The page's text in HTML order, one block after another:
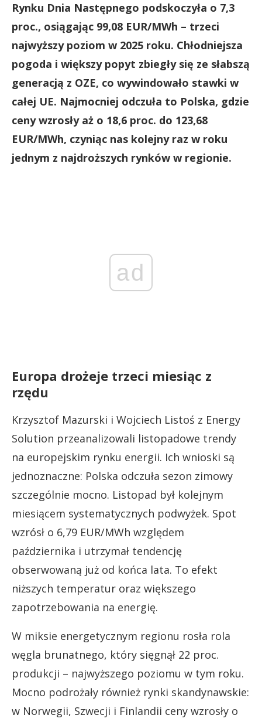
Rynku Dnia Następnego podskoczyła o 7,3
proc., osiągając 99,08 EUR/MWh – trzeci
najwyższy poziom w 2025 roku. Chłodniejsza
pogoda i większy popyt zbiegły się ze słabszą
generacją z OZE, co wywindowało stawki w
całej UE. Najmocniej odczuła to Polska, gdzie
ceny wzrosły aż o 18,6 proc. do 123,68
EUR/MWh, czyniąc nas kolejny raz w roku
jednym z najdroższych rynków w regionie.
ad
Europa drożeje trzeci miesiąc z
rzędu
Krzysztof Mazurski i Wojciech Listoś z Energy
Solution przeanalizowali listopadowe trendy
na europejskim rynku energii. Ich wnioski są
jednoznaczne: Polska odczuła sezon zimowy
szczególnie mocno. Listopad był kolejnym
miesiącem systematycznych podwyżek. Spot
wzrósł o 6,79 EUR/MWh względem
października i utrzymał tendencję
obserwowaną już od końca lata. To efekt
niższych temperatur oraz większego
zapotrzebowania na energię.
W miksie energetycznym regionu rosła rola
węgla brunatnego, który sięgnął 22 proc.
produkcji – najwyższego poziomu w tym roku.
Mocno podrożały również rynki skandynawskie:
w Norwegii, Szwecji i Finlandii ceny wzrosły o